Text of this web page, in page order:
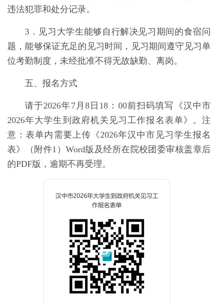
违法犯罪和处分记录。
3 ． 见习大学生能够自行解决见习期间的食宿问
题，能够保证充足的见习时间，见习期间遵守见习单
位考勤制度， 未经批准不得无故缺勤、离岗。
五、报名方式
请于2026年7月8日18：00前扫码填写《汉中市
2026年大学生到政府机关见习工作报名表单》 。注
意：表单内需要上传《2026年汉中市见习学生报名
表》（附件1）Word版 及经所在院校团委审核盖章后
的PDF版 ，逾期不再受理。